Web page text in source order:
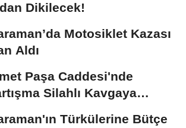
Dikilecek!
Motosiklet Kazası
Aldı
Paşa Caddesi'nde
Silahlı Kavgaya
Türkülerine Bütçe